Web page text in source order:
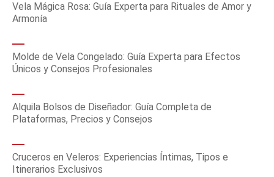
Vela Mágica Rosa: Guía Experta para Rituales de Amor y
Armonía
Molde de Vela Congelado: Guía Experta para Efectos
Únicos y Consejos Profesionales
Alquila Bolsos de Diseñador: Guía Completa de
Plataformas, Precios y Consejos
Cruceros en Veleros: Experiencias Íntimas, Tipos e
Itinerarios Exclusivos